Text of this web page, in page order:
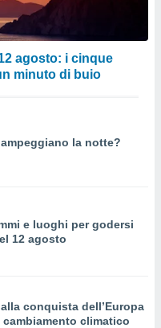
agosto: i cinque
minuto di buio
la notte?
e luoghi per godersi
12 agosto
conquista dell’Europa
climatico